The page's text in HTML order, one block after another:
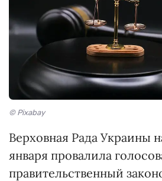
© Pixabay
Верховная Рада Украины
января провалила
правительственный